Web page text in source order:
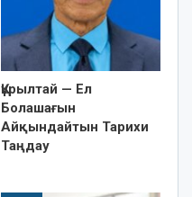
Құрылтай — Ел
Болашағын
Айқындайтын Тарихи
Таңдау